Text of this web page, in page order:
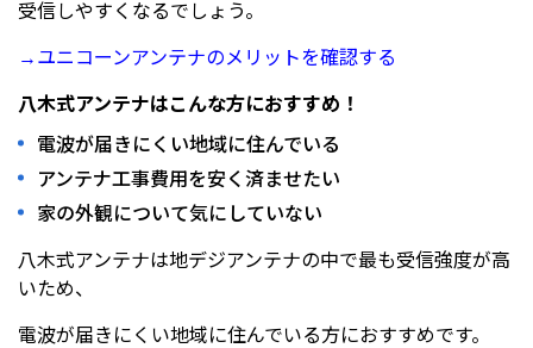
受信しやすくなるでしょう。
→ユニコーンアンテナのメリットを確認する
八木式アンテナはこんな方におすすめ！
電波が届きにくい地域に住んでいる
アンテナ工事費用を安く済ませたい
家の外観について気にしていない
八木式アンテナは地デジアンテナの中で最も受信強度が高
いため、
電波が届きにくい地域に住んでいる方におすすめです。